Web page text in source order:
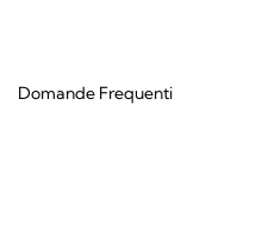
Domande Frequenti